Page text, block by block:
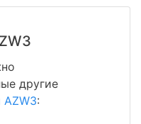
другие
: